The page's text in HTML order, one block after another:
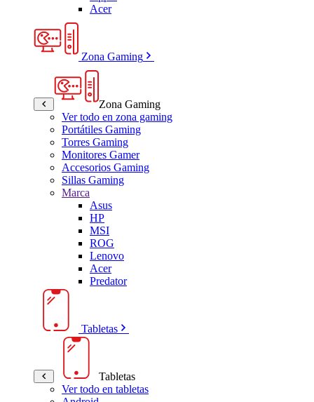
Acer
Zona Gaming
Zona Gaming
Ver todo en zona gaming
Portátiles Gaming
Torres Gaming
Monitores Gamer
Accesorios Gaming
Sillas Gaming
Marca
Asus
HP
MSI
ROG
Lenovo
Acer
Predator
Tabletas
Tabletas
Ver todo en tabletas